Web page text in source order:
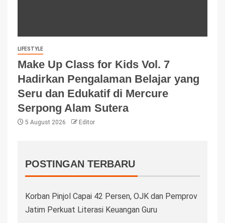
LIFESTYLE
Make Up Class for Kids Vol. 7
Hadirkan Pengalaman Belajar yang
Seru dan Edukatif di Mercure
Serpong Alam Sutera
5 August 2026 Editor
POSTINGAN TERBARU
Korban Pinjol Capai 42 Persen, OJK dan Pemprov
Jatim Perkuat Literasi Keuangan Guru